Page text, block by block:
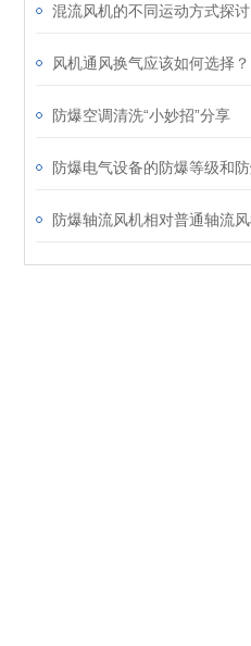
混流风机的不同运动方式探讨
风机通风换气应该如何选择？
防爆空调清洗“小妙招”分享